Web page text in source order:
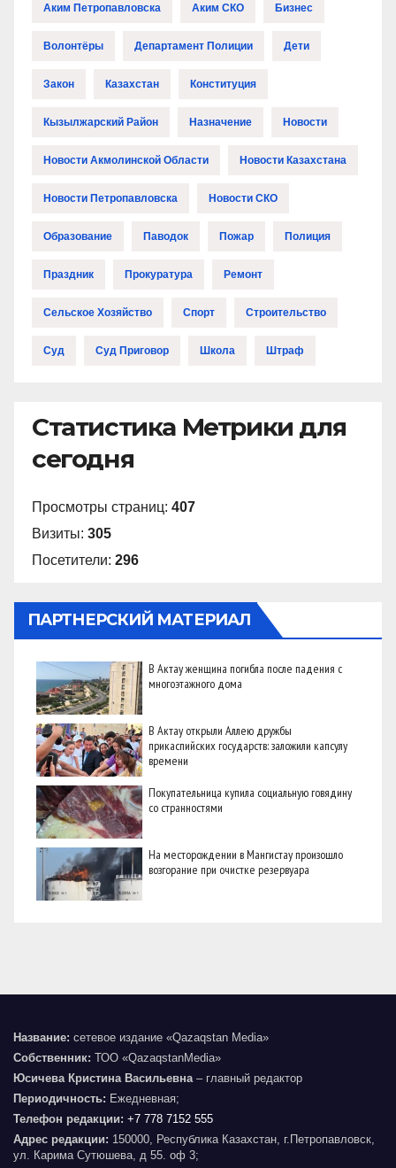
Аким Петропавловска Аким СКО Бизнес
Волонтёры Департамент Полиции Дети
Закон Казахстан Конституция
Кызылжарский Район Назначение Новости
Новости Акмолинской Области Новости Казахстана
Новости Петропавловска Новости СКО
Образование Паводок Пожар Полиция
Праздник Прокуратура Ремонт
Сельское Хозяйство Спорт Строительство
Суд Суд Приговор Школа Штраф
Статистика Метрики для
сегодня
Просмотры страниц: 407
Визиты: 305
Посетители: 296
ПАРТНЕРСКИЙ МАТЕРИАЛ
В Актау женщина погибла после падения с
многоэтажного дома
В Актау открыли Аллею дружбы
прикаспийских государств: заложили капсулу
времени
Покупательница купила социальную говядину
со странностями
На месторождении в Мангистау произошло
возгорание при очистке резервуара
Название: сетевое издание «Qazaqstan Media»
Собственник: ТОО «QazaqstanMedia»
Юсичева Кристина Васильевна– главный редактор
Периодичность: Ежедневная;
Телефон редакции: +7 778 7152 555
Адрес редакции: 150000, Республика Казахстан, г.Петропавловск,
ул. Карима Сутюшева, д 55. оф 3;